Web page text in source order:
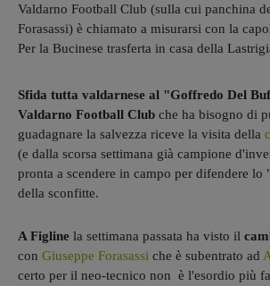
Valdarno Football Club (sulla cui panchina
Forasassi) è chiamato a misurarsi con la
Per la Bucinese trasferta in casa della
Sfida tutta valdarnese al "Goffredo Del
Valdarno Football Club che ha bisogno di
guadagnare la salvezza riceve la visita della
(e dalla scorsa settimana già campione
pronta a scendere in campo per difendere lo
della sconfitte.
A Figline la settimana passata ha visto il
con Giuseppe Forasassi che è subentrato ad
certo per il neo-tecnico non è l'esordio più